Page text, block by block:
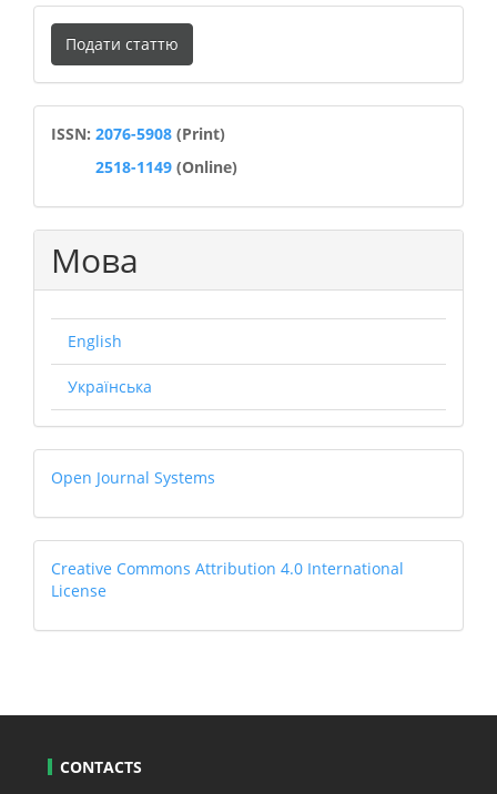
Подати
статтю
Подати статтю
ISSN
ISSN: 2076-5908 (Print)
2518-1149 (Online)
Мова
English
Українська
Open
Journal
Systems
Open Journal Systems
Creative
Creative Commons Attribution 4.0 International
License
CONTACTS